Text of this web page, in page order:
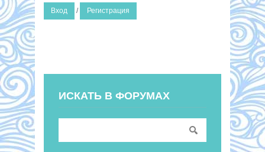
Вход / Регистрация
ИСКАТЬ В ФОРУМАХ